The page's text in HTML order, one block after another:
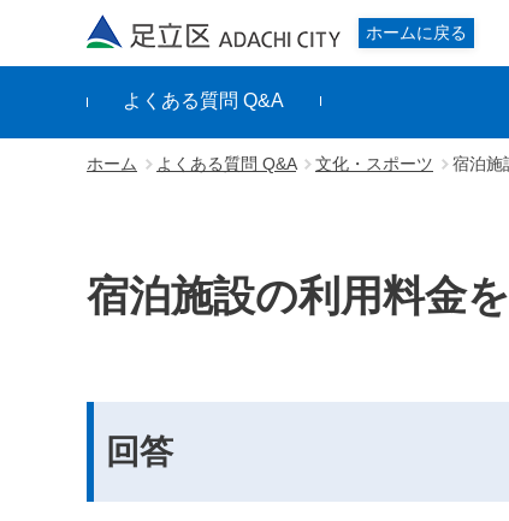
足立区
ホームに戻る
よくある質問 Q&A
ホーム よくある質問 Q&A 文化・スポーツ 宿泊施
宿泊施設の利用料金
回答